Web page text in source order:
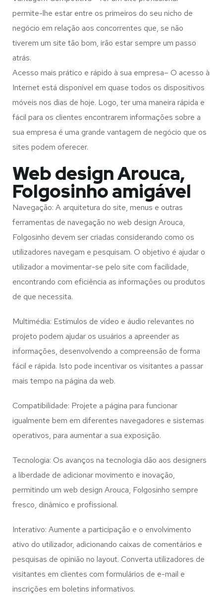
permite-lhe estar entre os primeiros do seu nicho de
negócio em relação aos concorrentes que, se não
tiverem um site tão bom, irão estar sempre um passo
atrás.
Acesso mais prático e rápido à sua empresa– O acesso à
Internet está disponível em quase todos os dispositivos
móveis nos dias de hoje. Logo, ter uma maneira rápida e
fácil para os clientes encontrarem informações sobre a
sua empresa é uma grande vantagem de negócio que os
sites podem oferecer.
Web design Arouca,
Folgosinho amigável
Navegação: A arquitetura do site, menus e outras
ferramentas de navegação no web design Arouca,
Folgosinho devem ser criadas considerando como os
utilizadores navegam e pesquisam. O objetivo é ajudar o
utilizador a movimentar-se pelo site com facilidade,
encontrando com eficiência as informações ou produtos
de que necessita.
Multimédia: Estímulos de vídeo e áudio relevantes no
projeto podem ajudar os usuários a apreender as
informações, desenvolvendo a compreensão de forma
fácil e rápida. Isto pode incentivar os visitantes a passar
mais tempo na página da web.
Compatibilidade: Projete a página para funcionar
igualmente bem em diferentes navegadores e sistemas
operativos, para aumentar a sua exposição.
Tecnologia: Os avanços na tecnologia dão aos designers
a liberdade de adicionar movimento e inovação,
permitindo um web design Arouca, Folgosinho sempre
fresco, dinâmico e profissional.
Interativo: Aumente a participação e o envolvimento
ativo do utilizador, adicionando caixas de comentários e
pesquisas de opinião no layout. Converta utilizadores de
visitantes em clientes com formulários de e-mail e
inscrições em boletins informativos.